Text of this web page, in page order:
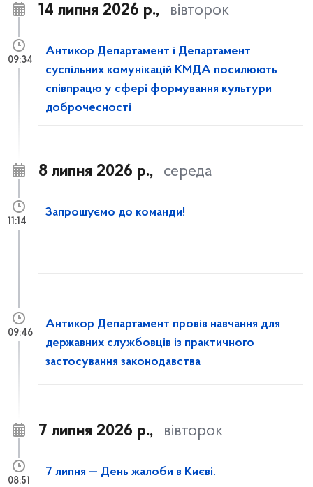
14 липня 2026 р., вівторок
Антикор Департамент і Департамент
суспільних комунікацій КМДА посилюють
співпрацю у сфері формування культури
доброчесності
09:34
8 липня 2026 р., середа
Запрошуємо до команди!
11:14
Антикор Департамент провів навчання для
державних службовців із практичного
застосування законодавства
09:46
7 липня 2026 р., вівторок
7 липня — День жалоби в Києві.
08:51